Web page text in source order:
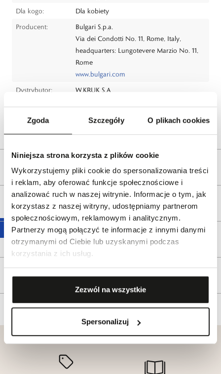
Zgoda Szczegóły O plikach cookies
Niniejsza strona korzysta z plików cookie
Wykorzystujemy pliki cookie do spersonalizowania treści
i reklam, aby oferować funkcje społecznościowe i
analizować ruch w naszej witrynie. Informacje o tym, jak
korzystasz z naszej witryny, udostępniamy partnerom
społecznościowym, reklamowym i analitycznym.
Partnerzy mogą połączyć te informacje z innymi danymi
otrzymanymi od Ciebie lub uzyskanymi podczas
korzystania z ich usług.
Zezwól na wszystkie
Spersonalizuj
Dla kogo:
Dla kobiety
Producent:
Bulgari S.p.a.
Via dei Condotti No. 11, Rome, Italy,
headquarters: Lungotevere Marzio No. 11,
Rome
www.bulgari.com
Dystrybutor:
W.KRUK S.A
Opis produktu
Wysyłka
Reklamacje i zwroty
Tagi